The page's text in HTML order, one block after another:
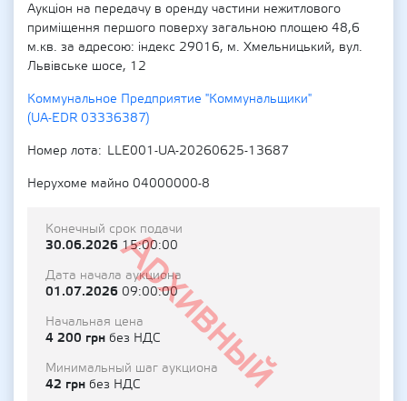
Аукціон на передачу в оренду частини нежитлового
приміщення першого поверху загальною площею 48,6
м.кв. за адресою: індекс 29016, м. Хмельницький, вул.
Львівське шосе, 12
Коммунальное Предприятие "Коммунальщики"
(UA-EDR 03336387)
Номер лота
LLE001-UA-20260625-13687
Нерухоме майно 04000000-8
Архивный
Конечный срок подачи
30.06.202615:00:00
Дата начала аукциона
01.07.2026 09:00:00
Начальная цена
4 200 грн без НДС
Минимальный шаг аукциона
42 грн без НДС